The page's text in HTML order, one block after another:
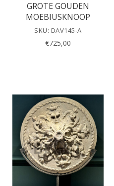
GROTE GOUDEN
MOEBIUSKNOOP
SKU: DAV145-A
€725,00